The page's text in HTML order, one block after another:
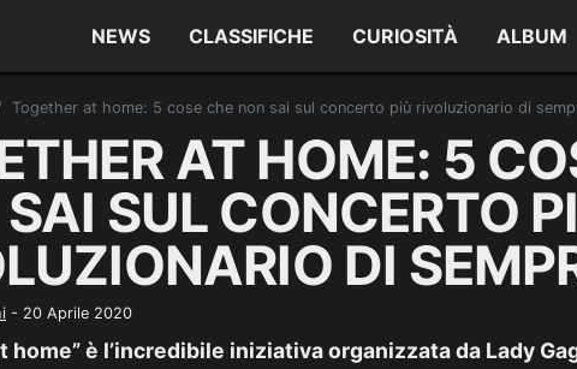
NEWS CLASSIFICHE CURIOSITÀ ALBUM
Together at home: 5 cose che non sai sul concerto più rivoluzionario di
AT HOME: 5
SUL CONCERTO
DI
- 20 Aprile 2020
home” è l’incredibile iniziativa organizzata da Lady